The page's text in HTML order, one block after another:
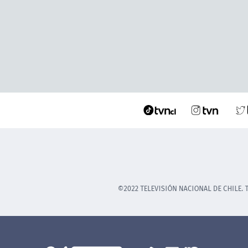
©2022 TELEVISIÓN NACIONAL DE CHILE.